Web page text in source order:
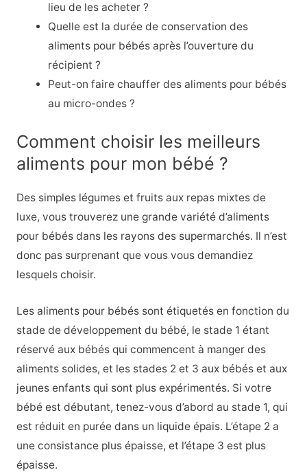
lieu de les acheter ?
Quelle est la durée de conservation des
aliments pour bébés après l’ouverture du
récipient ?
Peut-on faire chauffer des aliments pour bébés
au micro-ondes ?
Comment choisir les meilleurs
aliments pour mon bébé ?
Des simples légumes et fruits aux repas mixtes de
luxe, vous trouverez une grande variété d’aliments
pour bébés dans les rayons des supermarchés. Il n’est
donc pas surprenant que vous vous demandiez
lesquels choisir.
Les aliments pour bébés sont étiquetés en fonction du
stade de développement du bébé, le stade 1 étant
réservé aux bébés qui commencent à manger des
aliments solides, et les stades 2 et 3 aux bébés et aux
jeunes enfants qui sont plus expérimentés. Si votre
bébé est débutant, tenez-vous d’abord au stade 1, qui
est réduit en purée dans un liquide épais. L’étape 2 a
une consistance plus épaisse, et l’étape 3 est plus
épaisse.